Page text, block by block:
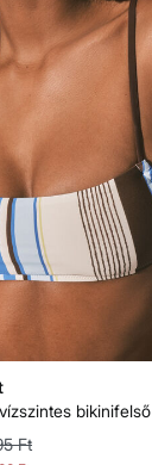
bikinifelső
Ft